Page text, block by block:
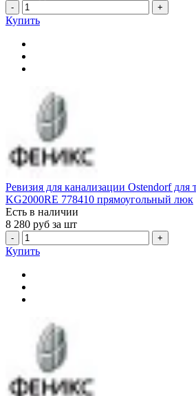
- +
Купить
Ревизия для канализации Ostendorf для
KG2000RE 778410 прямоугольный люк
Есть в наличии
8 280 руб за шт
- +
Купить